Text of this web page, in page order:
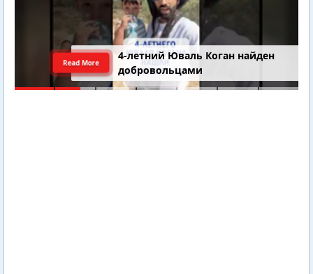
4-летний Юваль Коган найден
добровольцами
Read More